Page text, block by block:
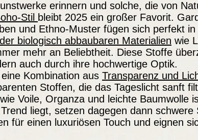
erinnern und solche, die von
Stil bleibt 2025 ein großer Favorit.
und Ethno-Muster fügen sich perfekt
biologisch abbaubaren Materialien wie
mehr an Beliebtheit. Diese Stoffe
auch durch ihre hochwertige Optik.
Kombination aus Transparenz und
Stoffen, die das Tageslicht sanft
Voile, Organza und leichte Baumwolle
liegt, setzen dagegen dann
für einen luxuriösen Touch und eignen